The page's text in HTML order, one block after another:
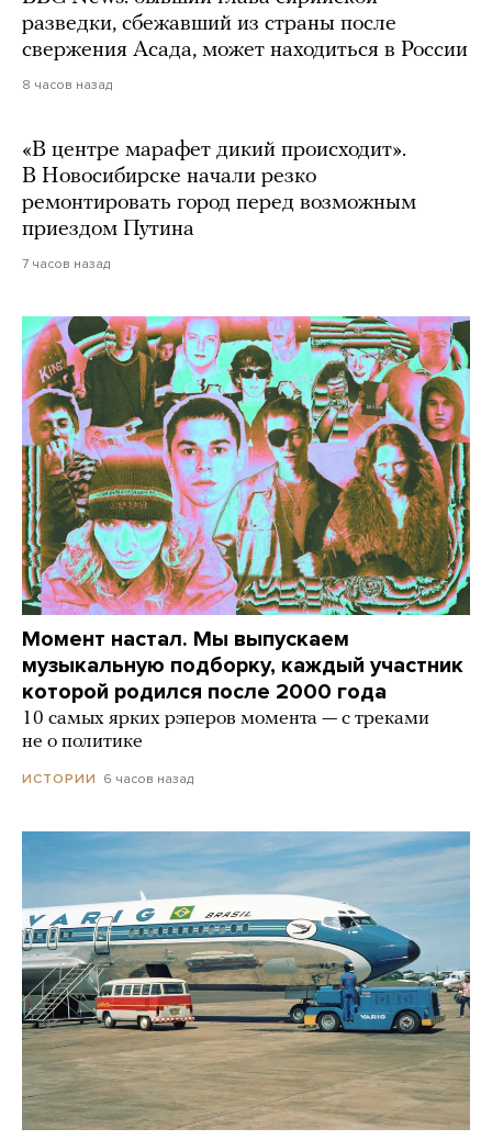
разведки, сбежавший из страны после
свержения Асада, может находиться в России
8 часов назад
«В центре марафет дикий происходит».
В Новосибирске начали резко
ремонтировать город перед возможным
приездом Путина
7 часов назад
Момент настал. Мы выпускаем
музыкальную подборку, каждый участник
которой родился после 2000 года
10 самых ярких рэперов момента — с треками
не о политике
ИСТОРИИ 6 часов назад